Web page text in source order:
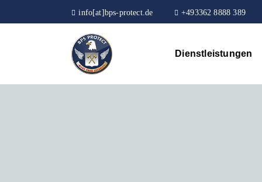
info[at]bps-protect.de +493362 8888 389
Dienstleistungen